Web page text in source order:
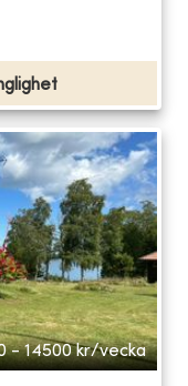
- 14500 kr/vecka